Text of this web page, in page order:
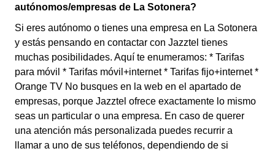
autónomos/empresas de La Sotonera?
Si eres autónomo o tienes una empresa en La Sotonera
y estás pensando en contactar con Jazztel tienes
muchas posibilidades. Aquí te enumeramos: * Tarifas
para móvil * Tarifas móvil+internet * Tarifas fijo+internet *
Orange TV No busques en la web en el apartado de
empresas, porque Jazztel ofrece exactamente lo mismo
seas un particular o una empresa. En caso de querer
una atención más personalizada puedes recurrir a
llamar a uno de sus teléfonos, dependiendo de si